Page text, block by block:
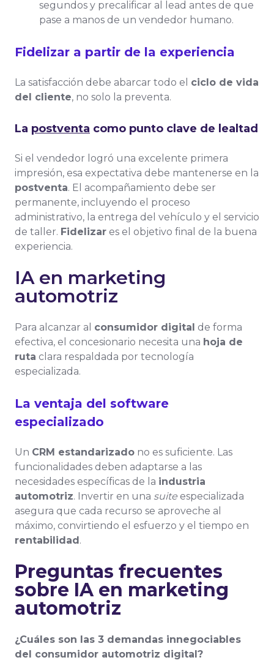
segundos y precalificar al lead antes de que
pase a manos de un vendedor humano.
Fidelizar a partir de la experiencia
La satisfacción debe abarcar todo el ciclo de vida
del cliente, no solo la preventa.
La postventa como punto clave de lealtad
Si el vendedor logró una excelente primera
impresión, esa expectativa debe mantenerse en la
postventa. El acompañamiento debe ser
permanente, incluyendo el proceso
administrativo, la entrega del vehículo y el servicio
de taller. Fidelizar es el objetivo final de la buena
experiencia.
IA en marketing
automotriz
Para alcanzar al consumidor digital de forma
efectiva, el concesionario necesita una hoja de
ruta clara respaldada por tecnología
especializada.
La ventaja del software
especializado
Un CRM estandarizado no es suficiente. Las
funcionalidades deben adaptarse a las
necesidades específicas de la industria
automotriz. Invertir en una suite especializada
asegura que cada recurso se aproveche al
máximo, convirtiendo el esfuerzo y el tiempo en
rentabilidad .
Preguntas frecuentes
sobre IA en marketing
automotriz
¿Cuáles son las 3 demandas innegociables
del consumidor automotriz digital?